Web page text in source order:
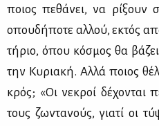
ποιος πε­θά­νει, να
οπου­δή­πο­τε αλ­λού, εκτός
τή­ριο, όπου κό­σμος θα
την Κυ­ρια­κή. Αλ­λά ποιος
κρός; «Οι νε­κροί δέ­χο­νται
τους ζω­ντα­νούς, για­τί οι